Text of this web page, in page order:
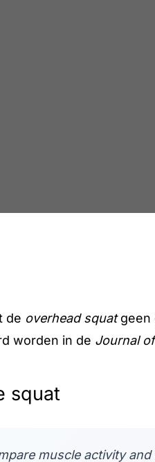
de overhead squatgeen
worden in de Journal
squat
muscle activity